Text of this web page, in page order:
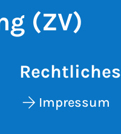
(ZV)
Rechtliches
Impressum